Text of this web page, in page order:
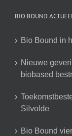
BIO BOUND
Bio Bound in
Nieuwe
biobased
Silvolde
Bio Bound